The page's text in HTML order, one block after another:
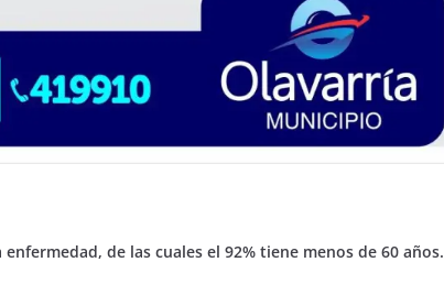
de las cuales el 92% tiene menos de 60 años.